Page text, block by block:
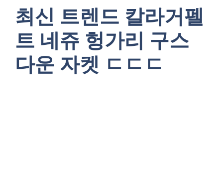
최신 트렌드 칼라거펠
트 네쥬 헝가리 구스
다운 자켓 ㄷㄷㄷ